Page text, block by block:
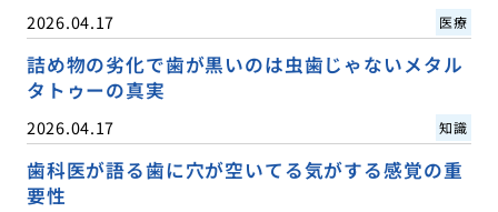
2026.04.17 医療
詰め物の劣化で歯が黒いのは虫歯じゃないメタル
タトゥーの真実
2026.04.17 知識
歯科医が語る歯に穴が空いてる気がする感覚の重
要性